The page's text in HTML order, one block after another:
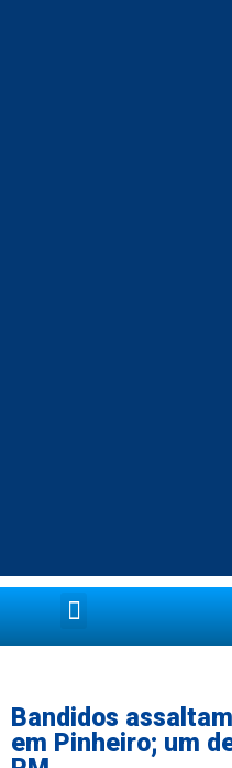
Bandidos
em Pinheiro; um